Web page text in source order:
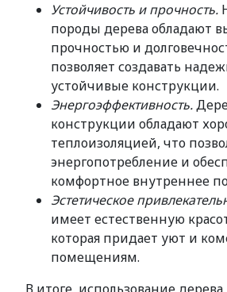
Устойчивость и прочность.
породы дерева обладают
прочностью и
позволяет создавать
устойчивые конструкции.
Энергоэффективность.
конструкции обладают
теплоизоляцией, что
энергопотребление и
комфортное внутреннее
Эстетическое
имеет естественную
которая придает уют и
помещениям.